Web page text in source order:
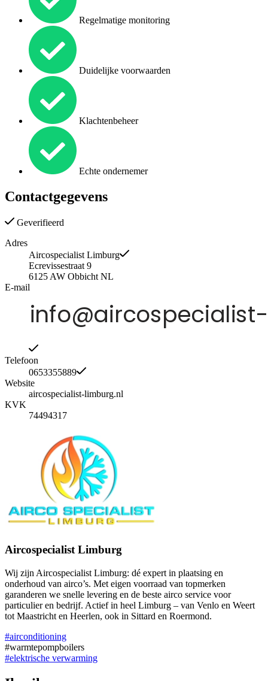
Regelmatige monitoring
Duidelijke voorwaarden
Klachtenbeheer
Echte ondernemer
Contactgegevens
Geverifieerd
Adres
Aircospecialist Limburg
Ecrevissestraat 9
6125 AW ObbichtNL
E-mail
Telefoon
0653355889
Website
aircospecialist-limburg.nl
KVK
74494317
Aircospecialist Limburg
Wij zijn Aircospecialist Limburg: dé expert in plaatsing en
onderhoud van airco’s. Met eigen voorraad van topmerken
garanderen we snelle levering en de beste airco service voor
particulier en bedrijf. Actief in heel Limburg – van Venlo en Weert
tot Maastricht en Heerlen, ook in Sittard en Roermond.
#airconditioning
#warmtepompboilers
#elektrische verwarming